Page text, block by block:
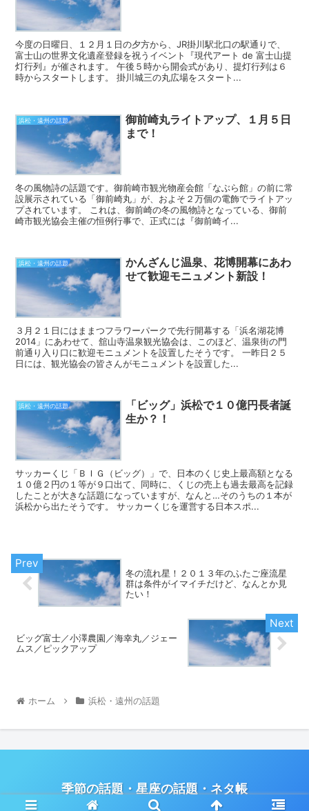
今度の日曜日、１２月１日の夕方から、JR掛川駅北口の駅通りで、
富士山の世界文化遺産登録を祝うイベント『現代アート de 富士山提
灯行列』が催されます。 午後５時から開会式があり、提灯行列は６
時からスタートします。 掛川城三の丸広場をスタート...
浜松・遠州の話題
御前崎丸ライトアップ、１月５日
まで！
冬の風物詩の話題です。御前崎市観光物産会館「なぶら館」の前に常
設展示されている「御前崎丸」が、およそ２万個の電飾でライトアッ
プされています。 これは、御前崎の冬の風物詩となっている、御前
崎市観光協会主催の恒例行事で、正式には『御前崎イ...
浜松・遠州の話題
かんざんじ温泉、花博開幕にあわ
せて歓迎モニュメント新設！
３月２１日にはままつフラワーパークで先行開幕する「浜名湖花博
2014」にあわせて、舘山寺温泉観光協会は、このほど、温泉街の門
前通り入り口に歓迎モニュメントを設置したそうです。 一昨日２５
日には、観光協会の皆さんがモニュメントを設置した...
浜松・遠州の話題
「ビッグ」浜松で１０億円長者誕
生か？！
サッカーくじ「ＢＩＧ（ビッグ）」で、日本のくじ史上最高額となる
１０億２円の１等が９口出て、同時に、くじの売上も過去最高を記録
したことが大きな話題になっていますが、なんと…そのうちの１本が
浜松から出たそうです。 サッカーくじを運営する日本スポ...
冬の流れ星！２０１３年のふたご座流星
群は条件がイマイチだけど、なんとか見
たい！
ビッグ富士／小澤農園／海幸丸／ジェー
ムス／ピックアップ
ホーム 浜松・遠州の話題
季節の話題・星座の話題・ネタ帳